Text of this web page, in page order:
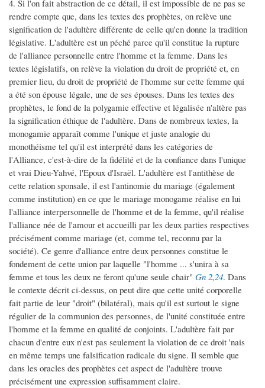
4. Si l'on fait abstraction de ce détail, il est impossible de ne pas se
rendre compte que, dans les textes des prophètes, on relève une
signification de l'adultère différente de celle qu'en donne la tradition
législative. L'adultère est un péché parce qu'il constitue la rupture
de l'alliance personnelle entre l'homme et la femme. Dans les
textes législatifs, on relève la violation du droit de propriété et, en
premier lieu, du droit de propriété de l'homme sur cette femme qui
a été son épouse légale, une de ses épouses. Dans les textes des
prophètes, le fond de la polygamie effective et légalisée n'altère pas
la signification éthique de l'adultère. Dans de nombreux textes, la
monogamie apparaît comme l'unique et juste analogie du
monothéisme tel qu'il est interprété dans les catégories de
l'Alliance, c'est-à-dire de la fidélité et de la confiance dans l'unique
et vrai Dieu-Yahvé, l'Epoux d'Israël. L'adultère est l'antithèse de
cette relation sponsale, il est l'antinomie du mariage (également
comme institution) en ce que le mariage monogame réalise en lui
l'alliance interpersonnelle de l'homme et de la femme, qu'il réalise
l'alliance née de l'amour et accueilli par les deux parties respectives
précisément comme mariage (et, comme tel, reconnu par la
société). Ce genre d'alliance entre deux personnes constitue le
fondement de cette union par laquelle "l'homme ... s'unira à sa
femme et tous les deux ne feront qu'une seule chair" Gn 2,24. Dans
le contexte décrit ci-dessus, on peut dire que cette unité corporelle
fait partie de leur "droit" (bilatéral), mais qu'il est surtout le signe
régulier de la communion des personnes, de l'unité constituée entre
l'homme et la femme en qualité de conjoints. L'adultère fait par
chacun d'entre eux n'est pas seulement la violation de ce droit 'nais
en même temps une falsification radicale du signe. Il semble que
dans les oracles des prophètes cet aspect de l'adultère trouve
précisément une expression suffisamment claire.